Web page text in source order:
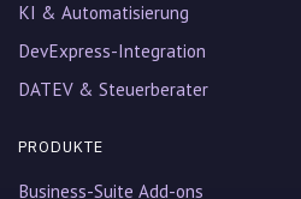
KI & Automatisierung
DevExpress-Integration
DATEV & Steuerberater
PRODUKTE
Business-Suite Add-ons